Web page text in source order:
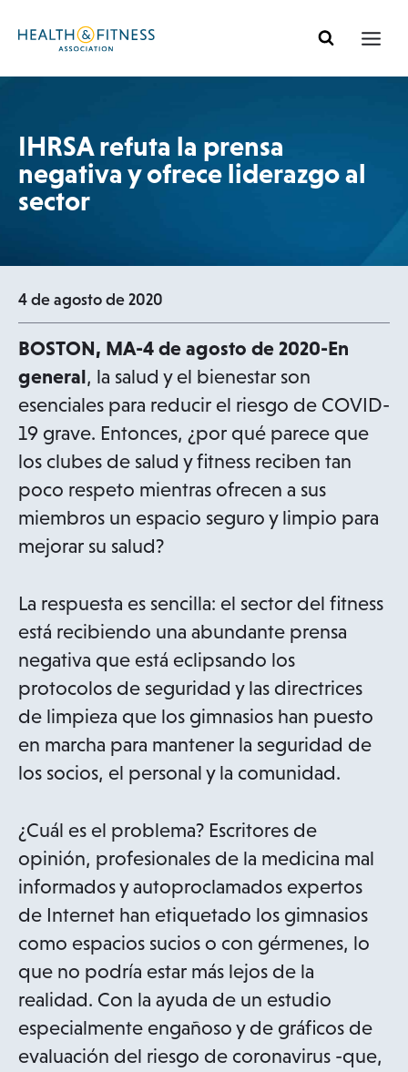
IHRSA refuta la prensa
negativa y ofrece liderazgo al
sector
4 de agosto de 2020
BOSTON, MA-4 de agosto de 2020-En
general, la salud y el bienestar son
esenciales para reducir el riesgo de COVID-
19 grave. Entonces, ¿por qué parece que
los clubes de salud y fitness reciben tan
poco respeto mientras ofrecen a sus
miembros un espacio seguro y limpio para
mejorar su salud?
La respuesta es sencilla: el sector del fitness
está recibiendo una abundante prensa
negativa que está eclipsando los
protocolos de seguridad y las directrices
de limpieza que los gimnasios han puesto
en marcha para mantener la seguridad de
los socios, el personal y la comunidad.
¿Cuál es el problema? Escritores de
opinión, profesionales de la medicina mal
informados y autoproclamados expertos
de Internet han etiquetado los gimnasios
como espacios sucios o con gérmenes, lo
que no podría estar más lejos de la
realidad. Con la ayuda de un estudio
especialmente engañoso y de gráficos de
evaluación del riesgo de coronavirus -que,